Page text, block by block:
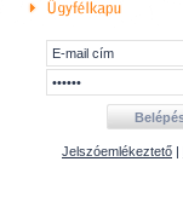
Jelszóemlékeztető |